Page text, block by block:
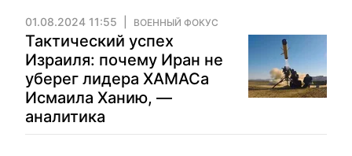
01.08.2024 11:55 ВОЕННЫЙ ФОКУС
Тактический успех
Израиля: почему Иран не
уберег лидера ХАМАСа
Исмаила Ханию, —
аналитика